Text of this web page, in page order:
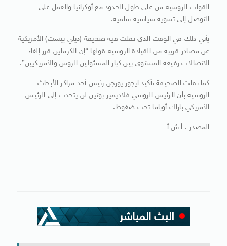
القوات الروسية من على طول الحدود مع أوكرانيا والعمل على
التوصل إلى تسوية سياسية سلمية.
يأتي ذلك في الوقت الذي نقلت فيه صحيفة (ديلي بيست) الأمريكية
عن مصادر قريبة من القيادة الروسية قولها “إن الكرملين قرر إلغاء
الاتصالات رفيعة المستوى بين كبار المسئولين الروس والأمريكيين”.
كما نقلت الصحيفة تأكيد ايجور يورجن رئيس أحد مراكز الأبحاث
الروسية بأن الرئيس الروسي فلاديمير بوتين لن يتحدث إلى الرئيس
الأمريكي باراك أوباما تحت ضغوط.
المصدر : أ ش أ